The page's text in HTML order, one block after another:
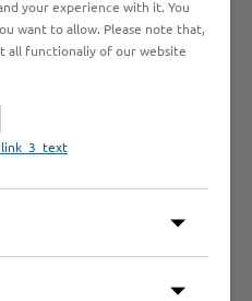
your experience with it. You
want to allow. Please note that,
all functionaliy of our website